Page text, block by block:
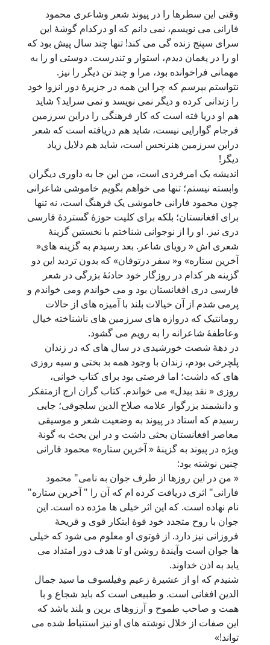
وقتی این سطرها را در پیوند شعر وشاعری محمود
فارانی می نویسم، نمی دانم که او درکدام گوشۀ این
سرای سپنج زنده گی می کند! تنها چند سال پیش بود که
او را در پغمان دیدم، استوار و تندرست. دوستی او را به
مهمانی فراخوانده بود، مرا و چند تن دیگر را نیز.
نتواستم بپرسم که چرا این همه در جزیرۀ دور انزوا خود
را زندانی کرده و دیگر نمی نویسد و نمی سراید؟ شاید
هم او دریا فته است که کار فرهنگی را دراین سرزمین
فرجام گوارایی نیست، شاید هم دریافته است که شعر
دراین سرزمین هنرنحس است، شاید هم دلایل زیاد
دیگر!
اندیشه یک امرفردی است، من این جا به داوری دیگران
وابسته نیستم؛ تنها می خواهم بگویم خاموشی شاعرانی
چون محمود فارانی خاموشی یک فرهنگ است، نه تنها
برای افغانستان؛ بلکه برای کلیت حوزۀ گستردۀ فارسی
دری نیز. او را از نوجوانی شناختم با نخستین گزینۀ
شعری اش « رویای شاعر. بعد رسیدم به گزینه های«
آخرین ستاره» و« سفر درتوفان» که بدون تردید این دو
گزینه هر کدام در روزگار خود حادثۀ بزرگی در شعر
فارسی دری افغانستان بود و می خواندم ومی خواندم و
پرمی شدم از آن خیالات بلند با آمیزه های از حالات
رومانتیک که دروازه های سرزمین های ناشناخته خیال
وعاطفۀ شاعرانه را به رویم می گشود.
در دهۀ شصت خورشیدی در سال های که در زندان
پلچرخی بودم، زندان با وجود همه بد بختی و سیه روزی
های که داشت؛ اما فرصتی بود برای کتاب خوانی،
روزی « نقد بیدل» می خواندم. کتاب گران ارج ازمتفکر
و دانشمند بزرگوار علامه صلاح الدین سلجوقی؛ جایی
رسیدم که استاد در پیوند به وضعیت شعر و موسیقی
معاصر افغانستان بحثی داشت و در این بحث به گونۀ
ویژه در پیوند به گزینۀ « آخرین ستاره» محمود فارانی
چنین نوشته بود:
« من در این روزها از طرف جوان به نامی" محمود
فارانی" اثری دریافت کرده ام که آن را " آخرین ستاره"
نام نهاده است. که این اثر خیلی ها مژده ده است. این
جوان با روح متجدد خود قوۀ ابتکار قوی و قریحۀ
فروزانی نیز دارد. از فوتوی او معلوم می شود که خیلی
ها جوان است وآیندۀ روشن او تا هدف دور امتداد می
یابد به اذن خداوند.
شنیدم که او از عشیرۀ زعیم وفیلسوف ما سید جمال
الدین افغانی است. و طبیعی است که باید شجاع و با
همت و صاحب طموح و آرزوهای برین و بلند باشد که
این صفات از خلال نوشته های او نیز استنباط شده می
تواند!»